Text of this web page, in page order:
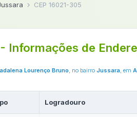
CEP 16021-305
Informações de
Lourenço Bruno, no bairro Jussara, em
Logradouro